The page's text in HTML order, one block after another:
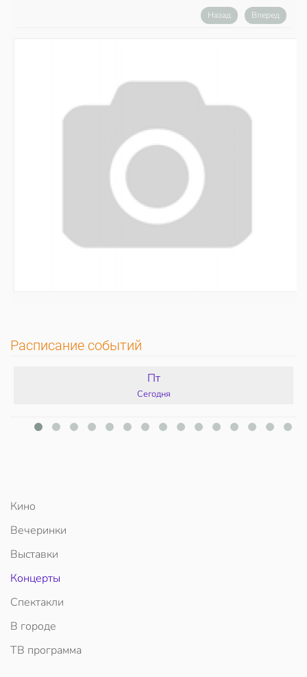
Назад Вперед
Расписание событий
Пт
Сегодня
Кино
Вечеринки
Выставки
Концерты
Спектакли
В городе
ТВ программа